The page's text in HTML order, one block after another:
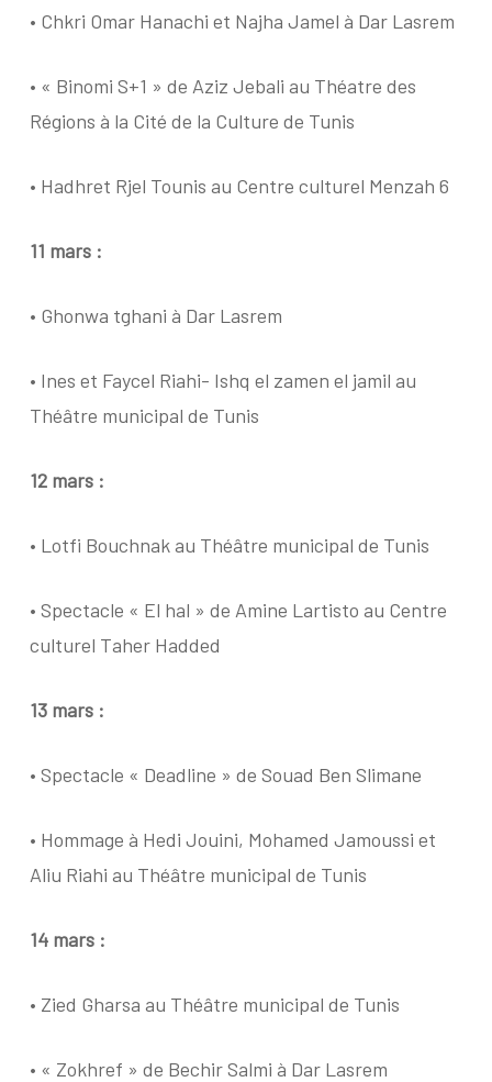
• Chkri Omar Hanachi et Najha Jamel à Dar Lasrem
• « Binomi S+1 » de Aziz Jebali au Théatre des
Régions à la Cité de la Culture de Tunis
• Hadhret Rjel Tounis au Centre culturel Menzah 6
11 mars :
• Ghonwa tghani à Dar Lasrem
• Ines et Faycel Riahi- Ishq el zamen el jamil au
Théâtre municipal de Tunis
12 mars :
• Lotfi Bouchnak au Théâtre municipal de Tunis
• Spectacle « El hal » de Amine Lartisto au Centre
culturel Taher Hadded
13 mars :
• Spectacle « Deadline » de Souad Ben Slimane
• Hommage à Hedi Jouini, Mohamed Jamoussi et
Aliu Riahi au Théâtre municipal de Tunis
14 mars :
• Zied Gharsa au Théâtre municipal de Tunis
• « Zokhref » de Bechir Salmi à Dar Lasrem